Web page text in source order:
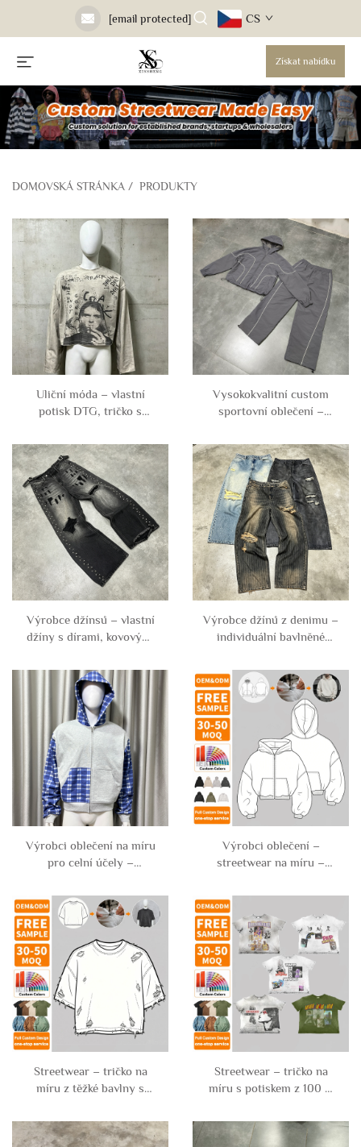
[email protected] CS
Získat nabídku
DOMOVSKÁ STRÁNKA / PRODUKTY
Uliční móda – vlastní
potisk DTG, tričko s
kyselinově ošetřené,
přeplněné, přeplněné a
zkrácené, grafické tričko s
dlouhými rukávy pro
muže
Vysokokvalitní custom
sportovní oblečení –
nylonu a polyesteru s
zipem, kapuci a kalhoty,
kompletní sportovní
souprava pro muže
Výrobce džínsů – vlastní
džíny s dírami, kovovými
ošetřené, poškozené,
roztrhané, přeplněné,
široké a volné, s nízkým
středem pro muže
Výrobce džínů z denimu –
individuální bavlněné
proužkovaným vzorem,
poškozené a roztrhané,
převelké, volné, široké
nohy, džíny pro muže,
kalhoty
Výrobci oblečení na míru
pro celní účely –
bloky a patchworkovým
vzorem – těžká
kapucinovka s zipem a
krátkým střihem pro muže
Výrobci oblečení –
streetwear na míru –
zipem, převelká,
jednobarevná, prázdná,
volná a čtvercová, krátká,
pro muže, 100 % bavlna
Streetwear – tričko na
míru z těžké bavlny s
sníženými rameny, trhané,
poškozené, převelké a
Streetwear – tričko na
míru s potiskem z 100 %
poškozené, s efektem
kyselinového praní,